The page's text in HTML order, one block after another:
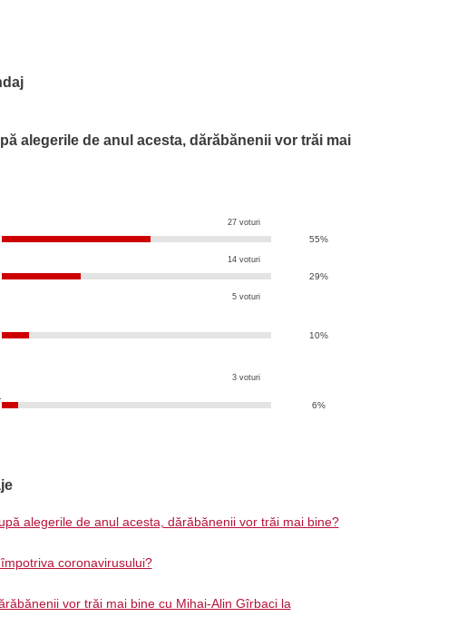
alegerile de anul acesta, dărăbănenii vor trăi mai
27 voturi
55%
14 voturi
29%
5 voturi
10%
3 voturi
6%
alegerile de anul acesta, dărăbănenii vor trăi mai bine?
coronavirusului?
vor trăi mai bine cu Mihai-Alin Gîrbaci la